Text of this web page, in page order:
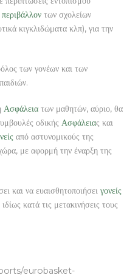
περιβάλλον των σχολείων
κιγκλιδώματα κλπ), για την
των γονέων και των
Ασφάλεια των μαθητών, αύριο, θα
οδικής Ασφάλειας και
από αστυνομικούς της
με αφορμή την έναρξη της
και να ευαισθητοποιήσει γονείς
ιδίως κατά τις μετακινήσεις τους
eurobasket-